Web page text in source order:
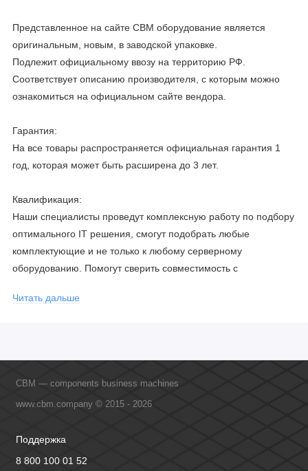
Представленное на сайте CBM оборудование является
оригинальным, новым, в заводской упаковке.
Подлежит официальному ввозу на территорию РФ.
Соответствует описанию производителя, с которым можно
ознакомиться на официальном сайте вендора.
Гарантия:
На все товары распространяется официальная гарантия 1
год, которая может быть расширена до 3 лет.
Квалификация:
Наши специалисты проведут комплексную работу по подбору
оптимального IT решения, смогут подобрать любые
комплектующие и не только к любому серверному
оборудованию. Помогут сверить совместимость с
официальными производителями и проводим регулярное
Читать дальше
CBM — components business machines
www.cbm.company © 2015 - 2026
Поддержка
8 800 100 01 52